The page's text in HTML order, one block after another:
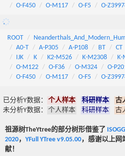
O-F450
O-M117 O-F5 O-
ROOT
A0-T
A-P305 A-P108 BT CT
IJK
K K2-M526 K-M2308 K-
O-M122
O-F36 O-M324 O-
O-F450
O-M117 O-F5 O-
已分析Y数据： 个人样本 科研样本
古
未分析Y数据：
个人样本 科研样本 古
祖源树TheYtree的部分树形借鉴了
2020， YFull YTree v9.05.00，感谢以上网
献！